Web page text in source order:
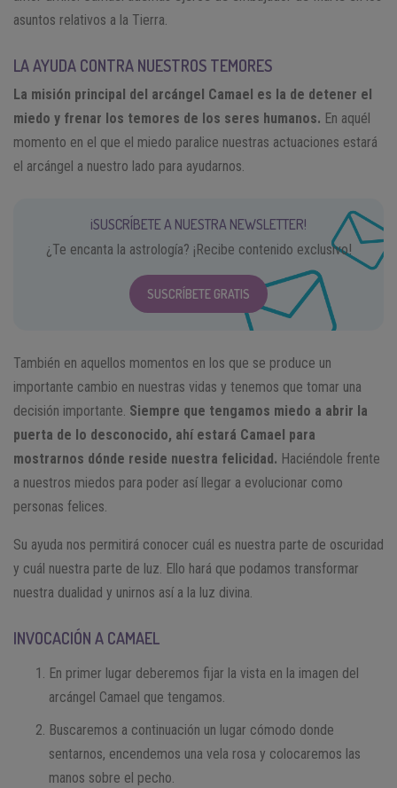
asuntos relativos a la Tierra.
LA AYUDA CONTRA NUESTROS TEMORES
La misión principal del arcángel Camael es la de detener el
miedo y frenar los temores de los seres humanos. En aquél
momento en el que el miedo paralice nuestras actuaciones estará
el arcángel a nuestro lado para ayudarnos.
¡SUSCRÍBETE A NUESTRA NEWSLETTER!
¿Te encanta la astrología? ¡Recibe contenido exclusivo!
SUSCRÍBETE GRATIS
También en aquellos momentos en los que se produce un
importante cambio en nuestras vidas y tenemos que tomar una
decisión importante. Siempre que tengamos miedo a abrir la
puerta de lo desconocido, ahí estará Camael para
mostrarnos dónde reside nuestra felicidad. Haciéndole frente
a nuestros miedos para poder así llegar a evolucionar como
personas felices.
Su ayuda nos permitirá conocer cuál es nuestra parte de oscuridad
y cuál nuestra parte de luz. Ello hará que podamos transformar
nuestra dualidad y unirnos así a la luz divina.
INVOCACIÓN A CAMAEL
En primer lugar deberemos fijar la vista en la imagen del
arcángel Camael que tengamos.
Buscaremos a continuación un lugar cómodo donde
sentarnos, encendemos una vela rosa y colocaremos las
manos sobre el pecho.